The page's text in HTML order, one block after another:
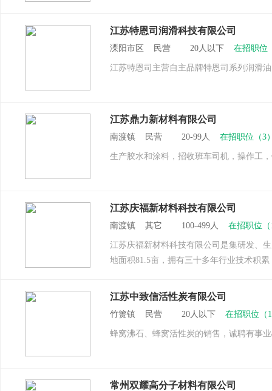
江苏特恩司润滑科技有限公司
溧阳市区 民营 20人以下 在招职位
江苏特恩司主营自主品牌特恩司系列润滑
江苏鼎力新材料有限公司
南渡镇 民营 20-99人 在招职位（3
生产胶水和涂料，招收班车司机，操作工
江苏庆福新材料科技有限公司
南渡镇 其它 100-499人 在招职位（
江苏庆福新材料科技有限公司是集研发、
地面积81.5亩，拥有三十多年行业技术积
江苏中致信活性炭有限公司
竹箦镇 民营 20人以下 在招职位（
蜂窝沸石、蜂窝活性炭的销售，诚聘有事
常州双耀高分子材料有限公司